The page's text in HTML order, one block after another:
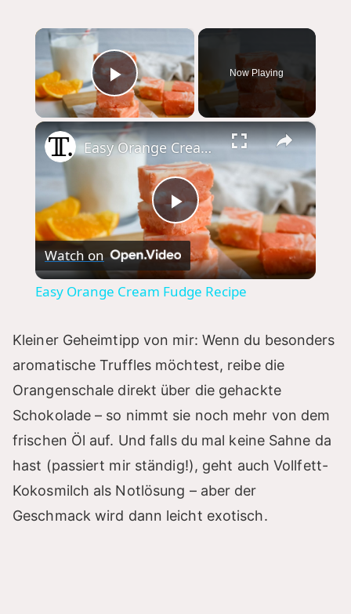
×
Play Video
Now Playing
×
P
l
y
V
i
d
Easy Orange Cream Fudge Recipe
Watch on
Easy Orange Cream Fudge Recipe
Kleiner Geheimtipp von mir: Wenn du besonders
aromatische Truffles möchtest, reibe die
Orangenschale direkt über die gehackte
Schokolade – so nimmt sie noch mehr von dem
frischen Öl auf. Und falls du mal keine Sahne da
hast (passiert mir ständig!), geht auch Vollfett-
Kokosmilch als Notlösung – aber der
Geschmack wird dann leicht exotisch.